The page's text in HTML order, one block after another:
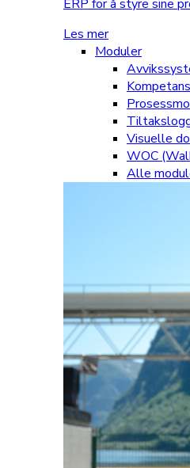
ERP for å styre sine
Les mer
Moduler
Visuelle
WOC
Alle